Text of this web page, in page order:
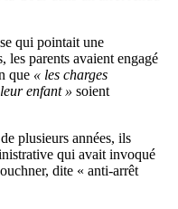
qui pointait une
les parents avaient engagé
que « les charges
enfant » soient
plusieurs années, ils
qui avait invoqué
dite « anti-arrêt